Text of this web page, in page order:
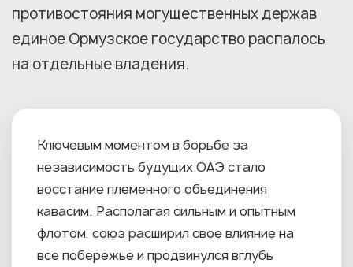
противостояния могущественных держав
единое Ормузское государство распалось
на отдельные владения.
Ключевым моментом в борьбе за
независимость будущих ОАЭ стало
восстание племенного объединения
кавасим. Располагая сильным и опытным
флотом, союз расширил свое влияние на
все побережье и продвинулся вглубь